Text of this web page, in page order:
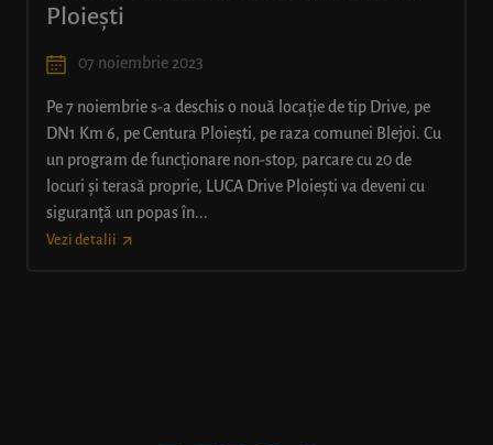
Ploiești
07 noiembrie 2023
Pe 7 noiembrie s-a deschis o nouă locație de tip Drive, pe
DN1 Km 6, pe Centura Ploiești, pe raza comunei Blejoi. Cu
un program de funcționare non-stop, parcare cu 20 de
locuri și terasă proprie, LUCA Drive Ploiești va deveni cu
siguranță un popas în...
Vezi detalii